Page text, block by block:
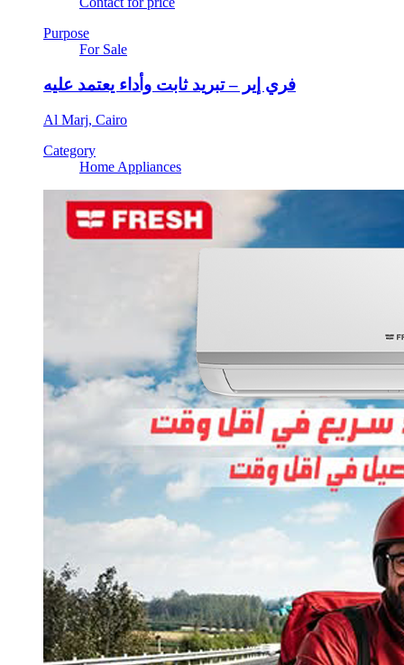
Purpose
For Sale
فري إير – تبريد ثابت وأداء يعتمد عليه
Al Marj, Cairo
Category
Home Appliances